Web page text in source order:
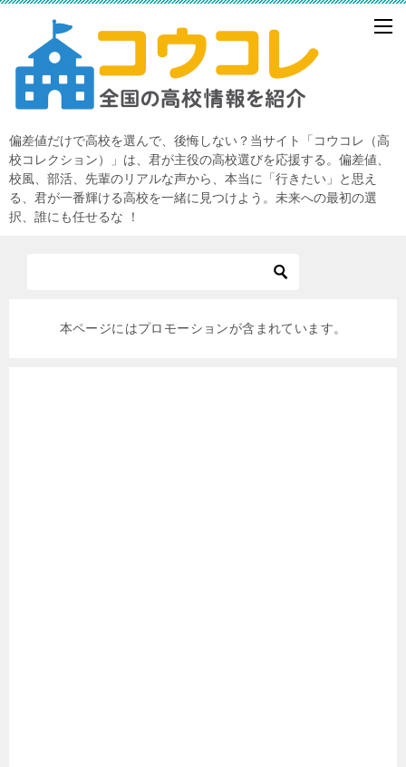
偏差値だけで高校を選んで、後悔しない？当サイト「コウコレ（高
校コレクション）」は、君が主役の高校選びを応援する。偏差値、
校風、部活、先輩のリアルな声から、本当に「行きたい」と思え
る、君が一番輝ける高校を一緒に見つけよう。未来への最初の選
択、誰にも任せるな ！
本ページにはプロモーションが含まれています。